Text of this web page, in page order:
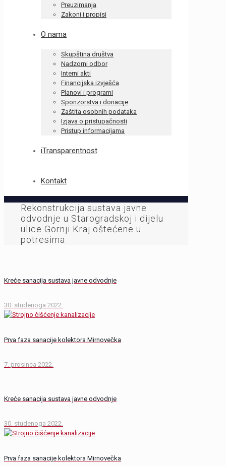
Preuzimanja
Zakoni i propisi
O nama
Skupština društva
Nadzorni odbor
Interni akti
Financijska izvješća
Planovi i programi
Sponzorstva i donacije
Zaštita osobnih podataka
Izjava o pristupačnosti
Pristup informacijama
iTransparentnost
Kontakt
Rekonstrukcija sustava javne
odvodnje u Starogradskoj i dijelu
ulice Gornji Kraj oštećene u
potresima
Kreće sanacija sustava javne odvodnje
30. studenoga 2022.
Prva faza sanacije kolektora Mirnovečka
7. prosinca 2022.
Kreće sanacija sustava javne odvodnje
30. studenoga 2022.
Prva faza sanacije kolektora Mirnovečka